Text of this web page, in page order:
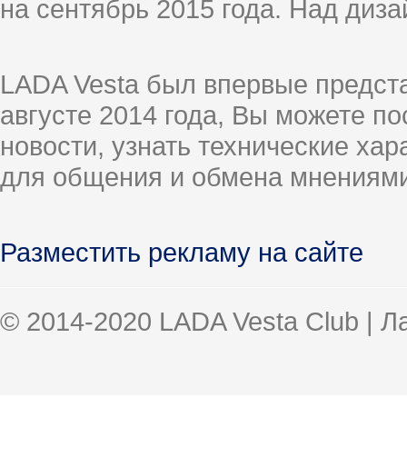
на сентябрь 2015 года. Над
LADA Vesta был впервые
августе 2014 года, Вы можете
новости, узнать технические
для общения и обмена
Разместить рекламу на сайте
© 2014-2020 LADA Vesta Club |